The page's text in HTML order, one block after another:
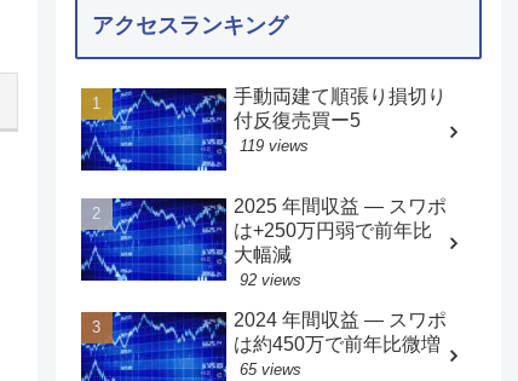
アクセスランキング
手動両建て順張り損切り
付反復売買ー5
119 views
2025 年間収益 — スワポ
は+250万円弱で前年比
大幅減
92 views
2024 年間収益 — スワポ
は約450万で前年比微増
65 views